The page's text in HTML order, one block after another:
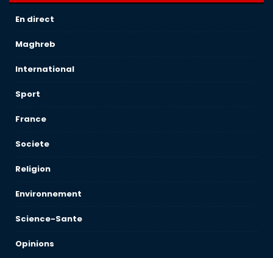
En direct
Maghreb
International
Sport
France
Societe
Religion
Environnement
Science-Sante
Opinions